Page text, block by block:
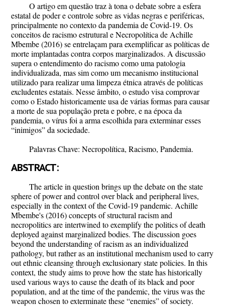
O artigo em questão traz à tona o debate sobre a esfera
estatal de poder e controle sobre as vidas negras e periféricas,
principalmente no contexto da pandemia de Covid-19. Os
conceitos de racismo estrutural e Necropolítica de Achille
Mbembe (2016) se entrelaçam para exemplificar as políticas de
morte implantadas contra corpos marginalizados. A discussão
supera o entendimento do racismo como uma patologia
individualizada, mas sim como um mecanismo institucional
utilizado para realizar uma limpeza étnica através de políticas
excludentes estatais. Nesse âmbito, o estudo visa comprovar
como o Estado historicamente usa de várias formas para causar
a morte de sua população preta e pobre, e na época da
pandemia, o vírus foi a arma escolhida para exterminar esses
“inimigos” da sociedade.
Palavras Chave: Necropolítica, Racismo, Pandemia.
ABSTRACT:
The article in question brings up the debate on the state
sphere of power and control over black and peripheral lives,
especially in the context of the Covid-19 pandemic. Achille
Mbembe's (2016) concepts of structural racism and
necropolitics are intertwined to exemplify the politics of death
deployed against marginalized bodies. The discussion goes
beyond the understanding of racism as an individualized
pathology, but rather as an institutional mechanism used to carry
out ethnic cleansing through exclusionary state policies. In this
context, the study aims to prove how the state has historically
used various ways to cause the death of its black and poor
population, and at the time of the pandemic, the virus was the
weapon chosen to exterminate these “enemies” of society.